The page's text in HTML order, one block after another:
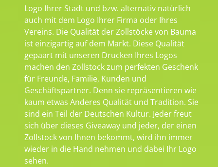
Logo Ihrer Stadt und bzw. alternativ natürlich
auch mit dem Logo Ihrer Firma oder Ihres
Vereins. Die Qualität der Zollstöcke von Bauma
ist einzigartig auf dem Markt. Diese Qualität
gepaart mit unseren Drucken Ihres Logos
machen den Zollstock zum perfekten Geschenk
für Freunde, Familie, Kunden und
Geschäftspartner. Denn sie repräsentieren wie
kaum etwas Anderes Qualität und Tradition. Sie
sind ein Teil der Deutschen Kultur. Jeder freut
sich über dieses Giveaway und jeder, der einen
Zollstock von Ihnen bekommt, wird ihn immer
wieder in die Hand nehmen und dabei Ihr Logo
sehen.